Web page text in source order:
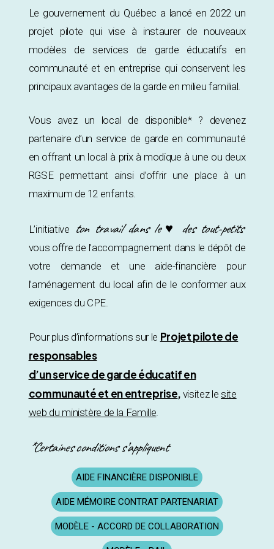
Le gouvernement du Québec a lancé en 2022 un
projet pilote qui vise à instaurer de nouveaux
modèles de services de garde éducatifs en
communauté et en entreprise qui conservent les
principaux avantages de la garde en milieu familial.
Vous avez un local de disponible* ? devenez
partenaire d’un service de garde en communauté
en offrant un local à prix à modique à une ou deux
RGSE permettant ainsi d’offrir une place à un
maximum de 12 enfants.
L’initiative ton travail dans le ♥ des tout-petits
vous offre de l’accompagnement dans le dépôt de
votre demande et une aide-financière pour
l’aménagement du local afin de le conformer aux
exigences du CPE.
Pour plus d’informations sur le Projet pilote de
responsables
d’un service de garde éducatif en
communauté et en entreprise, visitez le site
web du ministère de la Famille.
*Certaines conditions s’appliquent
AIDE FINANCIÈRE DISPONIBLE
AIDE MÉMOIRE CONTRAT PARTENARIAT
MODÈLE - ACCORD DE COLLABORATION